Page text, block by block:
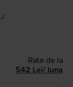
Rate de la
542 Lei/ luna